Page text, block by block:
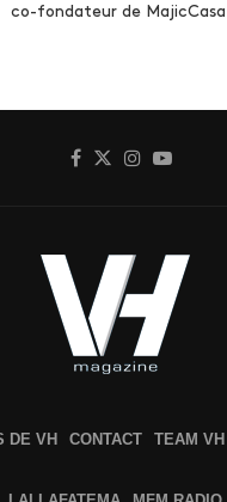
co-fondateur de
DE VH CONTACT TEAM VH